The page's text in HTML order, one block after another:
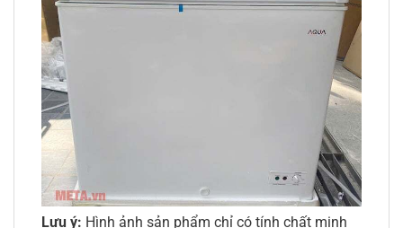
Lưu ý: Hình ảnh sản phẩm chỉ có tính chất minh